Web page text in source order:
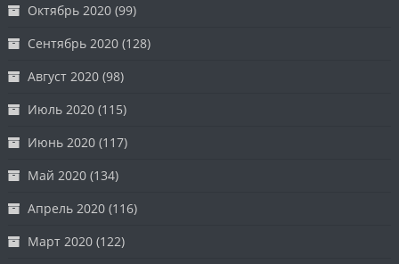
Октябрь 2020 (99)
Сентябрь 2020 (128)
Август 2020 (98)
Июль 2020 (115)
Июнь 2020 (117)
Май 2020 (134)
Апрель 2020 (116)
Март 2020 (122)